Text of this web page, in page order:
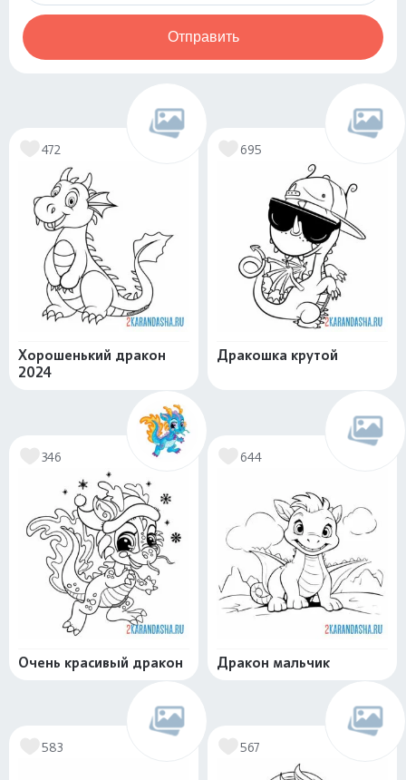
Отправить
472
Хорошенький дракон
2024
695
Дракошка крутой
346
Очень красивый дракон
644
Дракон мальчик
583 567